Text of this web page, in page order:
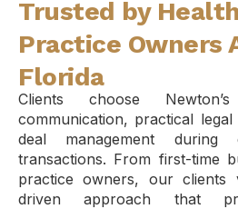
Trusted by
Practice Owners
Florida
Clients choose
communication, practical
deal management during
transactions. From first-time
practice owners, our clients
driven approach that